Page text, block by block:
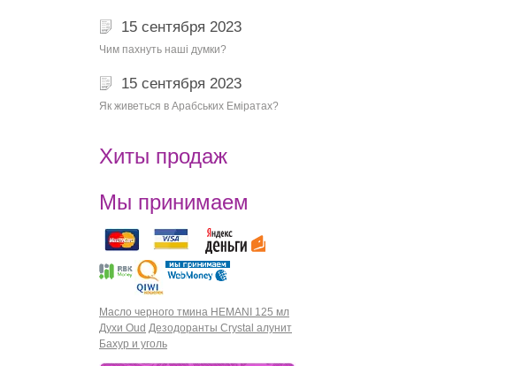
15 сентября 2023
Чим пахнуть наші думки?
15 сентября 2023
Як живеться в Арабських Еміратах?
Хиты продаж
Мы принимаем
Масло черного тмина HEMANI 125 мл
Духи Oud Дезодоранты Crystal алунит
Бахур и уголь